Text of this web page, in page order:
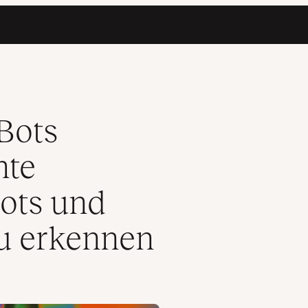
Bots und schädliche Angriffe zu erkennen
und
erkennen